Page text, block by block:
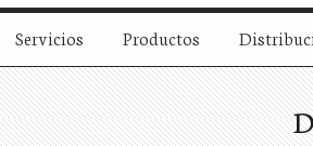
Servicios Productos